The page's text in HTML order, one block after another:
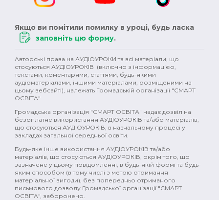
Якщо ви помітили помилку в уроці, будь ласка
заповніть цю форму.
Авторські права на АУДІОУРОКИ та всі матеріали, що
стосуються АУДІОУРОКІВ (включно з інформацією,
текстами, коментарями, статтями, будь-якими
аудіоматеріалами, іншими матеріалами, розміщеними на
цьому вебсайті), належать Громадській організації "СМАРТ
ОСВІТА".
Громадська організація "СМАРТ ОСВІТА" надає дозвіл на
безоплатне використання АУДІОУРОКІВ та/або матеріалів,
що стосуються АУДІОУРОКІВ, в навчальному процесі у
закладах загальної середньої освіти.
Будь-яке інше використання АУДІОУРОКІВ та/або
матеріалів, що стосуються АУДІОУРОКІВ, окрім того, що
зазначене у цьому повідомленні, в будь-якій формі та будь-
яким способом (в тому числі з метою отримання
матеріальної вигоди), без попередньо отриманого
письмового дозволу Громадської організації "СМАРТ
ОСВІТА", заборонено.